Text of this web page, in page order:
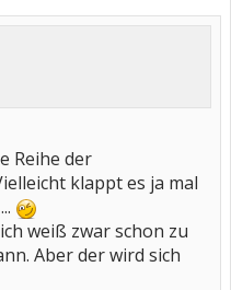
Reihe der
klappt es ja mal
weiß zwar schon zu
Aber der wird sich